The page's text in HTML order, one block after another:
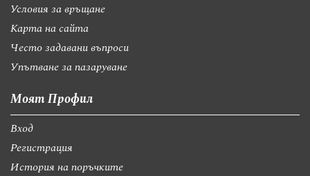
Условия за връщане
Карта на сайта
Често задавани въпроси
Упътване за пазаруване
Моят Профил
Вход
Регистрация
История на поръчките